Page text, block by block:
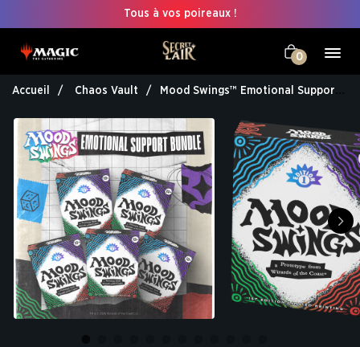
Tous à vos poireaux !
0
Accueil Chaos Vault Mood Swings™ Emotional Support Bundle